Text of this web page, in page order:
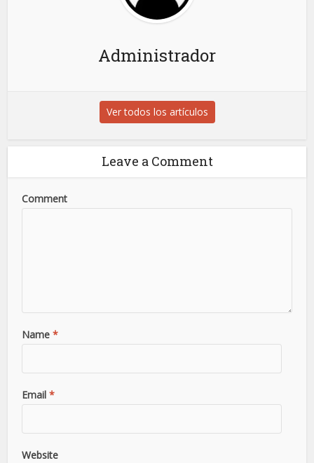
Administrador
Ver todos los artículos
Leave a Comment
Comment
Name *
Email *
Website